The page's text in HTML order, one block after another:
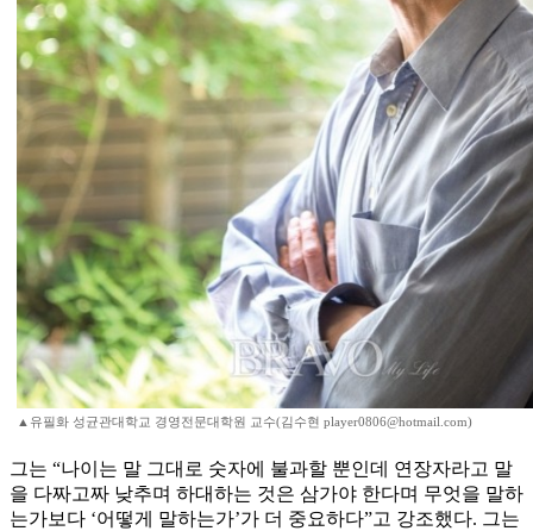
▲유필화 성균관대학교 경영전문대학원 교수(김수현 player0806@hotmail.com)
그는 “나이는 말 그대로 숫자에 불과할 뿐인데 연장자라고 말
을 다짜고짜 낮추며 하대하는 것은 삼가야 한다며 무엇을 말하
는가보다 ‘어떻게 말하는가’가 더 중요하다”고 강조했다. 그는